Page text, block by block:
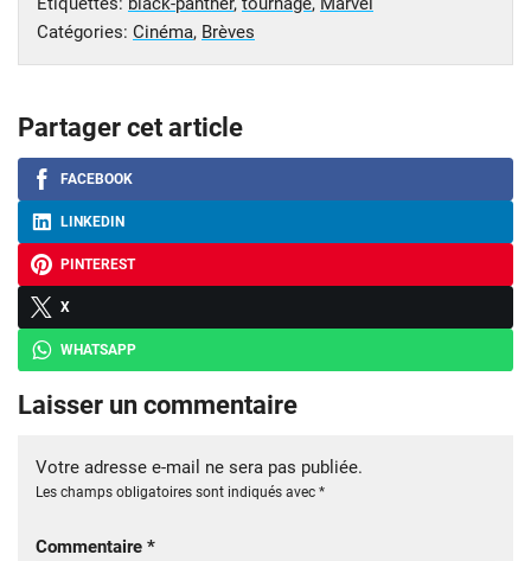
Catégories: Cinéma, Brèves
Partager cet article
FACEBOOK
LINKEDIN
PINTEREST
X
WHATSAPP
Laisser un commentaire
Votre adresse e-mail ne sera pas publiée.
Les champs obligatoires sont indiqués avec *
Commentaire *